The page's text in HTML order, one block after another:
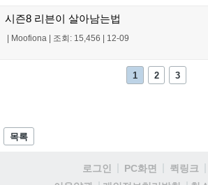
시즌8 리븐이 살아남는법
Moofiona 조회: 15,456 12-09
1 2 3
목록
로그인 PC화면 퀵링크